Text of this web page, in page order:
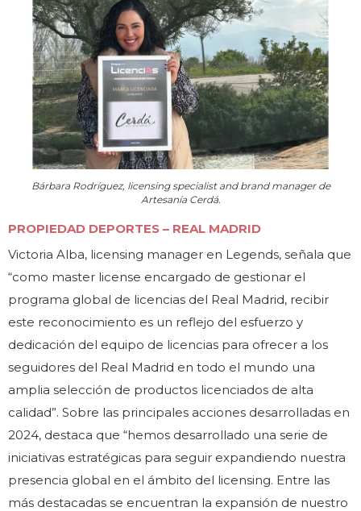
Bárbara Rodríguez, licensing specialist and brand manager de
Artesanía Cerdá.
PROPIEDAD DEPORTES – REAL MADRID
Victoria Alba, licensing manager en Legends, señala que
“como master license encargado de gestionar el
programa global de licencias del Real Madrid, recibir
este reconocimiento es un reflejo del esfuerzo y
dedicación del equipo de licencias para ofrecer a los
seguidores del Real Madrid en todo el mundo una
amplia selección de productos licenciados de alta
calidad”. Sobre las principales acciones desarrolladas en
2024, destaca que “hemos desarrollado una serie de
iniciativas estratégicas para seguir expandiendo nuestra
presencia global en el ámbito del licensing. Entre las
más destacadas se encuentran la expansión de nuestro